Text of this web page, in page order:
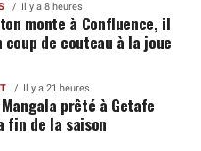
Il y a 8 heures
monte à Confluence, il
de couteau à la joue
Il y a 21 heures
Mangala prêté à Getafe
fin de la saison